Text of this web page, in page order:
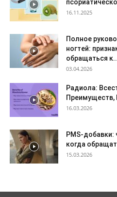
16.11.2025
Полное
ногтей:
обращаться
03.04.2026
Радиола:
Преимуществ,
16.03.2026
PMS-добавки:
когда
15.03.2026